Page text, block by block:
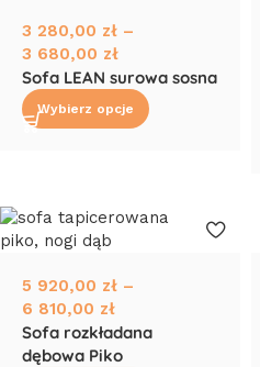
3 280,00 zł –
3 680,00 zł
Sofa LEAN surowa sosna
Wybierz opcje
5 920,00 zł –
6 810,00 zł
Sofa rozkładana
dębowa Piko